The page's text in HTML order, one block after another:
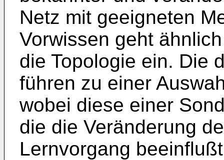
Netz mit geeigneten
Vorwissen geht
die Topologie ein. Die
führen zu einer
wobei diese einer
die die Veränderung
Lernvorgang